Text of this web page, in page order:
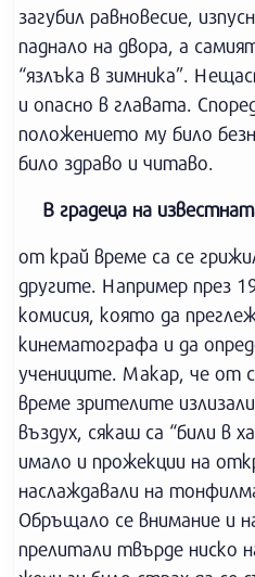
загубил равновесие,
паднало на двора, а
“язлъка в зимника”.
и опасно в главата.
положението му било
било здраво и читаво.
В градеца на
от край време са се
другите. Например през
комисия, която да
кинематографа и да
учениците. Макар, че от
време зрителите
въздух, сякаш са “били в
имало и прожекции на
наслаждавали на
Обръщало се внимание и
прелитали твърде ниско